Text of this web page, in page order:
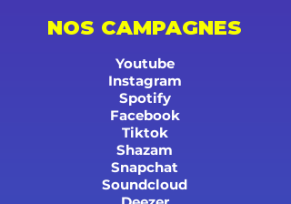
NOS CAMPAGNES
Youtube
Instagram
Spotify
Facebook
Tiktok
Shazam
Snapchat
Soundcloud